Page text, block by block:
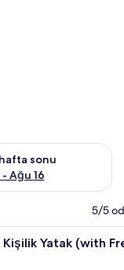
sonu
Ağu 16
için müsaitliği
5/5
masası
çalışma alanı,
Masa, dizüstü
Yatak (with